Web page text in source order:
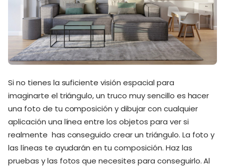
Si no tienes la suficiente visión espacial para
imaginarte el triángulo, un truco muy sencillo es hacer
una foto de tu composición y dibujar con cualquier
aplicación una línea entre los objetos para ver si
realmente has conseguido crear un triángulo. La foto y
las líneas te ayudarán en tu composición. Haz las
pruebas y las fotos que necesites para conseguirlo. Al